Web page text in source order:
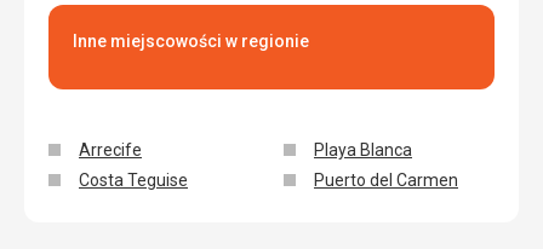
Inne miejscowości w regionie
Arrecife
Costa Teguise
Playa Blanca
Puerto del Carmen